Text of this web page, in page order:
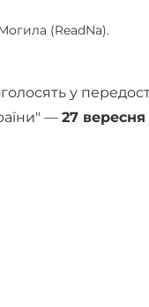
(ReadNa).
у
— 27